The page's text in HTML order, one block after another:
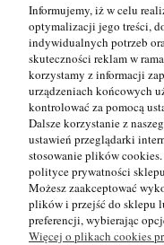
zł
InPost(Paczkomat)
Kurier(DPD)
Pocztex Kurier(Poczta
Informujemy, iż w celu
optymalizacji jego treści,
indywidualnych potrzeb
skuteczności reklam w
korzystamy z informacji
urządzeniach końcowych
kontrolować za pomocą
Dalsze korzystanie z
ustawień przeglądarki
stosowanie plików
polityce prywatności
Możesz zaakceptować
plików i przejść do sklepu
preferencji, wybierając
Więcej o plikach cookies